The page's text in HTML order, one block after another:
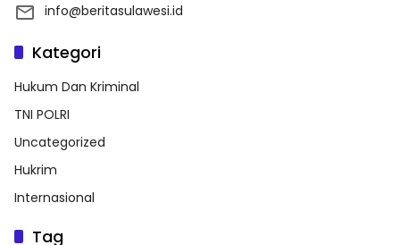
info@beritasulawesi.id
Kategori
Hukum Dan Kriminal
TNI POLRI
Uncategorized
Hukrim
Internasional
Tag